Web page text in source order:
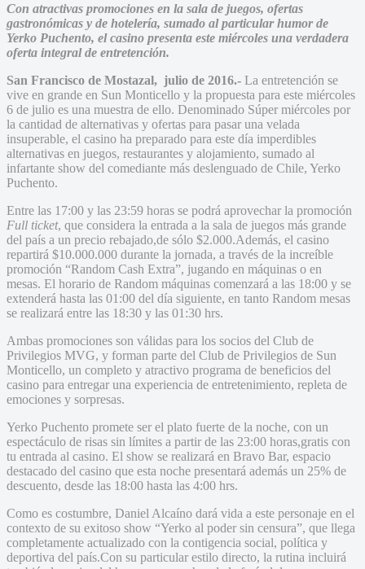
Con atractivas promociones en la sala de juegos, ofertas
gastronómicas y de hotelería, sumado al particular humor de
Yerko Puchento, el casino presenta este miércoles una verdadera
oferta integral de entretención.
San Francisco de Mostazal, julio de 2016.- La entretención se
vive en grande en Sun Monticello y la propuesta para este miércoles
6 de julio es una muestra de ello. Denominado Súper miércoles por
la cantidad de alternativas y ofertas para pasar una velada
insuperable, el casino ha preparado para este día imperdibles
alternativas en juegos, restaurantes y alojamiento, sumado al
infartante show del comediante más deslenguado de Chile, Yerko
Puchento.
Entre las 17:00 y las 23:59 horas se podrá aprovechar la promoción
Full ticket, que considera la entrada a la sala de juegos más grande
del país a un precio rebajado,de sólo $2.000.Además, el casino
repartirá $10.000.000 durante la jornada, a través de la increíble
promoción “Random Cash Extra”, jugando en máquinas o en
mesas. El horario de Random máquinas comenzará a las 18:00 y se
extenderá hasta las 01:00 del día siguiente, en tanto Random mesas
se realizará entre las 18:30 y las 01:30 hrs.
Ambas promociones son válidas para los socios del Club de
Privilegios MVG, y forman parte del Club de Privilegios de Sun
Monticello, un completo y atractivo programa de beneficios del
casino para entregar una experiencia de entretenimiento, repleta de
emociones y sorpresas.
Yerko Puchento promete ser el plato fuerte de la noche, con un
espectáculo de risas sin límites a partir de las 23:00 horas,gratis con
tu entrada al casino. El show se realizará en Bravo Bar, espacio
destacado del casino que esta noche presentará además un 25% de
descuento, desde las 18:00 hasta las 4:00 hrs.
Como es costumbre, Daniel Alcaíno dará vida a este personaje en el
contexto de su exitoso show “Yerko al poder sin censura”, que llega
completamente actualizado con la contigencia social, política y
deportiva del país.Con su particular estilo directo, la rutina incluirá